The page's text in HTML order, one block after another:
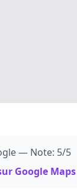
— Note: 5/5
Google